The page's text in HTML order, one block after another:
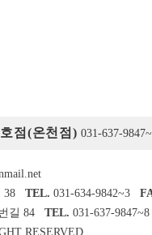
점(온천점) 031-637-
38 TEL. 031-634-9842~3
길 84 TEL. 031-637-
RESERVED